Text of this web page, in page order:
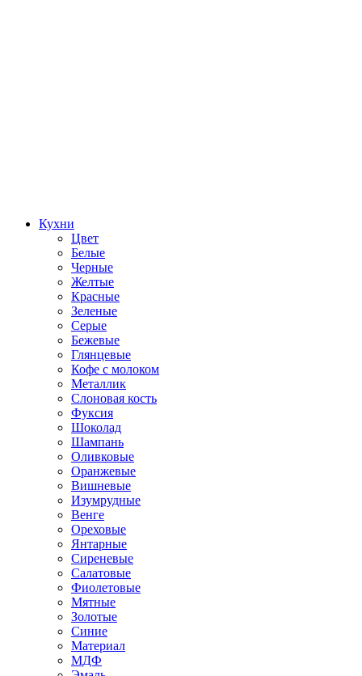
Кухни
Цвет
Белые
Черные
Желтые
Красные
Зеленые
Серые
Бежевые
Глянцевые
Кофе с молоком
Металлик
Слоновая кость
Фуксия
Шоколад
Шампань
Оливковые
Оранжевые
Вишневые
Изумрудные
Венге
Ореховые
Янтарные
Сиреневые
Салатовые
Фиолетовые
Мятные
Золотые
Синие
Материал
МДФ